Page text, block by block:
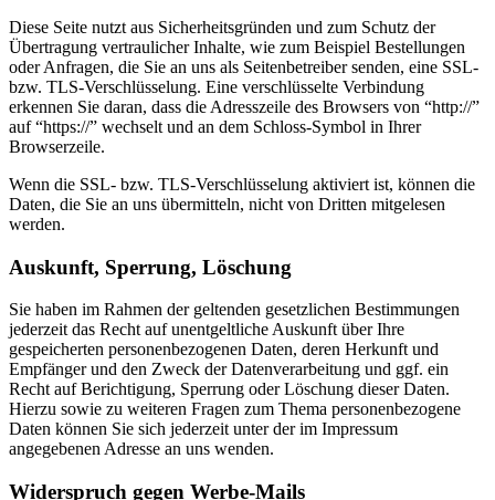
Diese Seite nutzt aus Sicherheitsgründen und zum Schutz der
Übertragung vertraulicher Inhalte, wie zum Beispiel Bestellungen
oder Anfragen, die Sie an uns als Seitenbetreiber senden, eine SSL-
bzw. TLS-Verschlüsselung. Eine verschlüsselte Verbindung
erkennen Sie daran, dass die Adresszeile des Browsers von “http://”
auf “https://” wechselt und an dem Schloss-Symbol in Ihrer
Browserzeile.
Wenn die SSL- bzw. TLS-Verschlüsselung aktiviert ist, können die
Daten, die Sie an uns übermitteln, nicht von Dritten mitgelesen
werden.
Auskunft, Sperrung, Löschung
Sie haben im Rahmen der geltenden gesetzlichen Bestimmungen
jederzeit das Recht auf unentgeltliche Auskunft über Ihre
gespeicherten personenbezogenen Daten, deren Herkunft und
Empfänger und den Zweck der Datenverarbeitung und ggf. ein
Recht auf Berichtigung, Sperrung oder Löschung dieser Daten.
Hierzu sowie zu weiteren Fragen zum Thema personenbezogene
Daten können Sie sich jederzeit unter der im Impressum
angegebenen Adresse an uns wenden.
Widerspruch gegen Werbe-Mails